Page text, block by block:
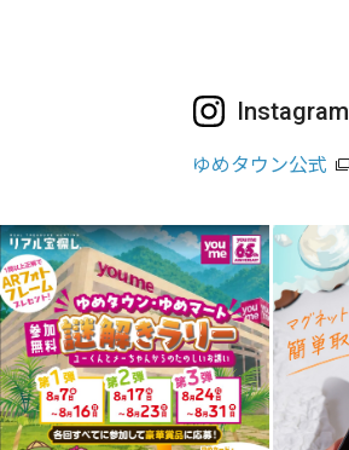
Instagram
ゆめタウン公式